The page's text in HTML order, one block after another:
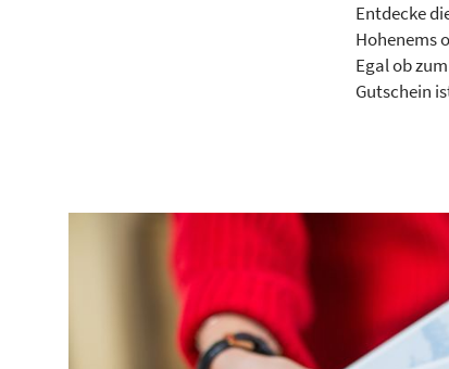
Entdecke
Hohenems
Egal ob
Gutschein